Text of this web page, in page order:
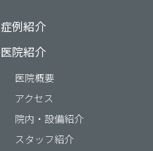
症例紹介
医院紹介
医院概要
アクセス
院内・設備紹介
スタッフ紹介